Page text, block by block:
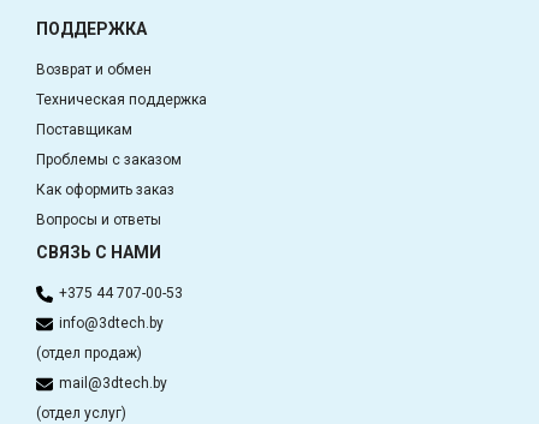
ПОДДЕРЖКА
Возврат и обмен
Техническая поддержка
Поставщикам
Проблемы с заказом
Как оформить заказ
Вопросы и ответы
СВЯЗЬ С НАМИ
+375 44 707-00-53
info@3dtech.by
(отдел продаж)
mail@3dtech.by
(отдел услуг)